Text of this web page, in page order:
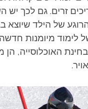
זרים. גם לכך יש
של הילד שיוצא
לימוד מיומנות
האוכלוסייה, הן